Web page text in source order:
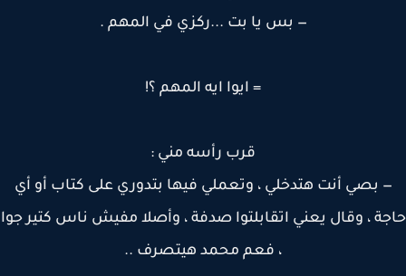
— بس يا بت ...ركزي في المهم .
= ايوا ايه المهم ؟!
قرب رأسه مني :
بصي أنت هتدخلي ، وتعملي فيها بتدوري على كتاب أو أي
، وقال يعني اتقابلتوا صدفة ، وأصلا مفيش ناس كتير جوا
، فعم محمد هيتصرف ..